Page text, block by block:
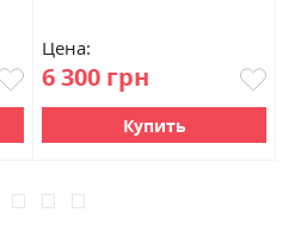
Цена:
6 300 грн
Купить